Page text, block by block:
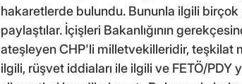
hakaretlerde bulundu. Bununla ilgili
paylaştılar. İçişleri Bakanlığının
ateşleyen CHP'li milletvekilleridir, teşkilat
ilgili, rüşvet iddiaları ile ilgili ve FETÖ/PDY